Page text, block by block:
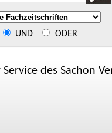
UND ODER
des Sachon